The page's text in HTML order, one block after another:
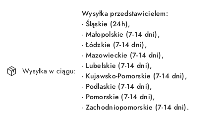
Wyślij
Wysyłka w ciągu:
Wysyłka przedstawicielem:
- Śląskie (24h),
- Małopolskie (7-14 dni),
- Łódzkie (7-14 dni),
- Mazowieckie (7-14 dni),
- Lubelskie (7-14 dni),
- Kujawsko-Pomorskie (7-14 dni),
- Podlaskie (7-14 dni),
- Pomorskie (7-14 dni),
- Zachodniopomorskie (7-14 dni).